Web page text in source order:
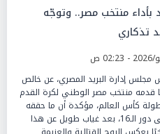
بأداء منتخب مصر.. وتوجّه
تذكاري
مجلس إدارة البريد المصري، عن خالص
قدمه منتخب مصر الوطني لكرة القدم
كأس العالم، مؤكدة أن ما حققه
المنتخب بالوصول إلى دور الـ16، بعد غياب طويل عن هذا